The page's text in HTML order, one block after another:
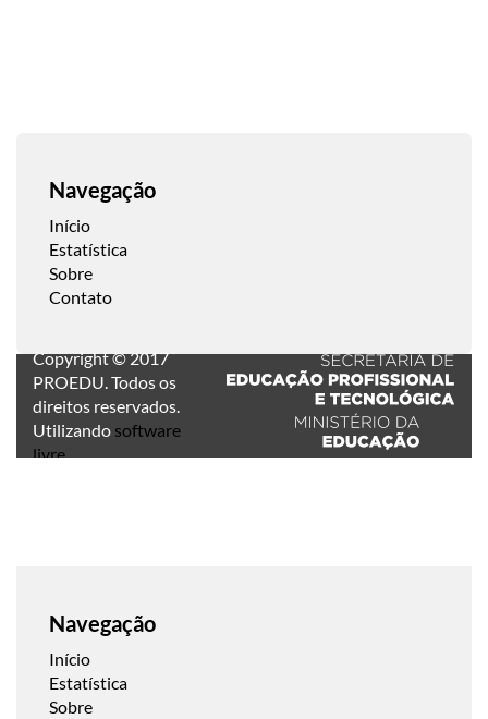
Navegação
Início
Estatística
Sobre
Contato
Copyright © 2017
PROEDU. Todos os
direitos reservados.
Utilizando software
livre.
Navegação
Início
Estatística
Sobre